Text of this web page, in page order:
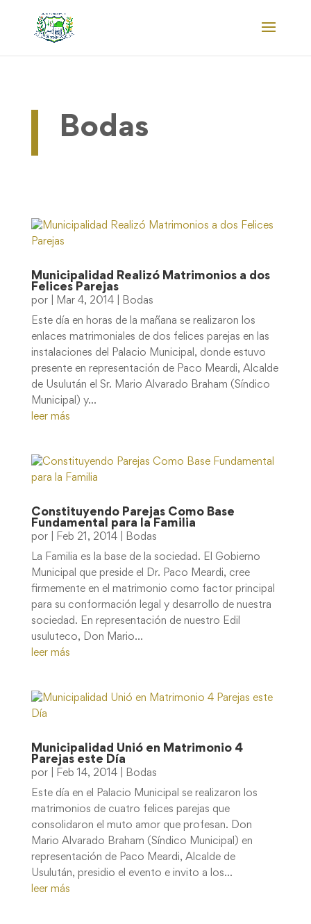
Bodas
Municipalidad Realizó Matrimonios a dos
Felices Parejas
por Mar 4, 2014| Bodas
Este día en horas de la mañana se realizaron los
enlaces matrimoniales de dos felices parejas en las
instalaciones del Palacio Municipal, donde estuvo
presente en representación de Paco Meardi, Alcalde
de Usulután el Sr. Mario Alvarado Braham (Síndico
Municipal) y...
leer más
Constituyendo Parejas Como Base
Fundamental para la Familia
por Feb 21, 2014| Bodas
La Familia es la base de la sociedad. El Gobierno
Municipal que preside el Dr. Paco Meardi, cree
firmemente en el matrimonio como factor principal
para su conformación legal y desarrollo de nuestra
sociedad. En representación de nuestro Edil
usuluteco, Don Mario...
leer más
Municipalidad Unió en Matrimonio 4
Parejas este Día
por Feb 14, 2014| Bodas
Este día en el Palacio Municipal se realizaron los
matrimonios de cuatro felices parejas que
consolidaron el muto amor que profesan. Don
Mario Alvarado Braham (Síndico Municipal) en
representación de Paco Meardi, Alcalde de
Usulután, presidio el evento e invito a los...
leer más